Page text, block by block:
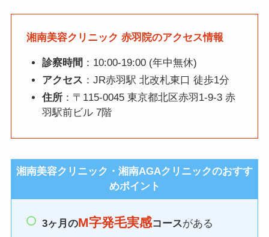
湘南美容クリニック 赤羽院のアクセス情報
診察時間 ：10:00-19:00 (年中無休)
アクセス ：JR赤羽駅 北改札東口 徒歩1分
住所：〒115-0045 東京都北区赤羽1-9-3 赤
羽駅前ビル 7階
湘南美容クリニック・湘南AGAクリニックのおすす
めポイント
3ヶ月のM字発毛実感コースがある